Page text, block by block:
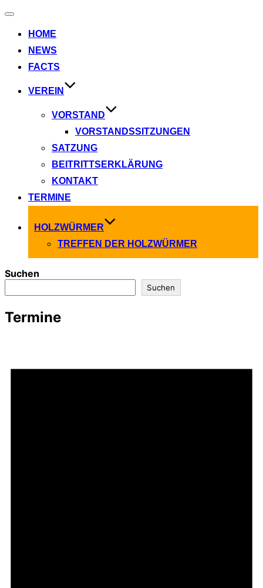
Navigation
HOME
NEWS
FACTS
VEREIN
VORSTAND
VORSTANDSSITZUNGEN
SATZUNG
BEITRITTSERKLÄRUNG
KONTAKT
TERMINE
HOLZWÜRMER
TREFFEN DER HOLZWÜRMER
Suchen
Suchen
Termine